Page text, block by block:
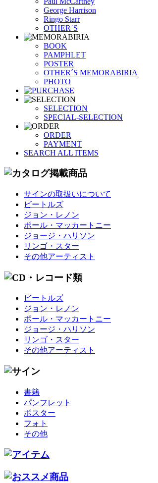
George Harrison
Ringo Starr
OTHER´S
BOOK
PAMPHLET
POSTER
OTHER´S MEMORABIRIA
PHOTO
SELECTION
SPECIAL-SELECTION
ORDER
PAYMENT
SEARCH ALL ITEMS
サインの取扱いについて
ビートルズ
ジョン・レノン
ポール・マッカートニー
ジョージ・ハリソン
リンゴ・スター
その他アーティスト
ビートルズ
ジョン・レノン
ポール・マッカートニー
ジョージ・ハリソン
リンゴ・スター
その他アーティスト
書籍
パンフレット
ポスター
フォト
その他